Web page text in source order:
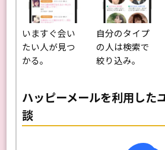
いますぐ会い
たい人が見つ
かる。
自分のタイプ
の人は検索で
絞り込み。
ハッピーメールを利用した
談